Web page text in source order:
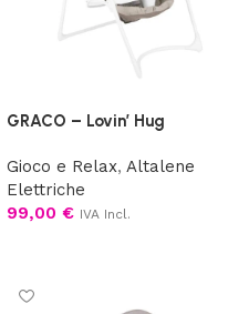
GRACO – Lovin’ Hug
Gioco e Relax, Altalene
Elettriche
99,00 € IVA Incl.